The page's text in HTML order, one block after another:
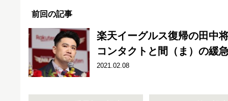
前回の記事
楽天イーグルス復帰の田中
コンタクトと間（ま）の緩
2021.02.08